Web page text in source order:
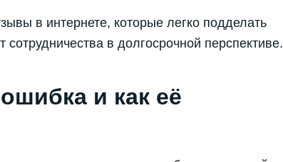
в интернете, которые легко подделать
в долгосрочной перспективе.
и как её